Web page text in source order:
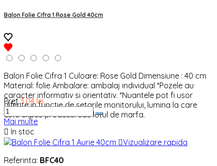
Balon Folie Cifra 1 Rose Gold 40cm
Balon Folie Cifra 1 Culoare: Rose Gold Dimensiune : 40 cm
Material: folie Ambalare: ambalaj individual *Pozele au
caracter informativ si orientativ. *Nuantele pot fi usor
diferite in functie de setarile monitorului, lumina la care
este expus produsul sau lotul de marfa.
Pret 3,04 lei
Mai multe
 In stoc
Vizualizare rapida
Referinta: BFC40